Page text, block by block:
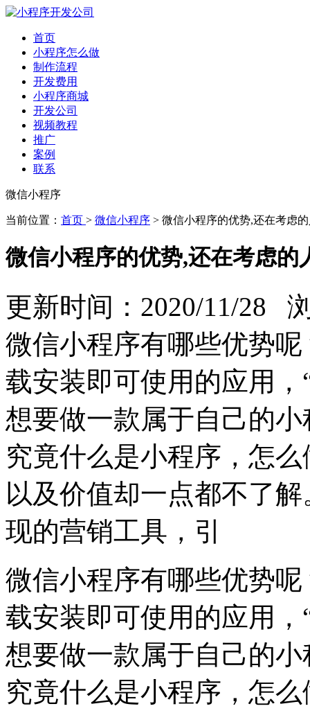
首页
小程序怎么做
制作流程
开发费用
小程序商城
开发公司
视频教程
推广
案例
联系
微信小程序
当前位置： 首页 > 微信小程序 > 微信小程序的优势,还在考虑
微信小程序的优势,还在考虑的
更新时间：2020/11/28
微信小程序有哪些优势
载安装即可使用的应用
想要做一款属于自己的
究竟什么是小程序，怎
以及价值却一点都不了
现的营销工具，引
微信小程序有哪些优势
载安装即可使用的应用
想要做一款属于自己的
究竟什么是小程序，怎